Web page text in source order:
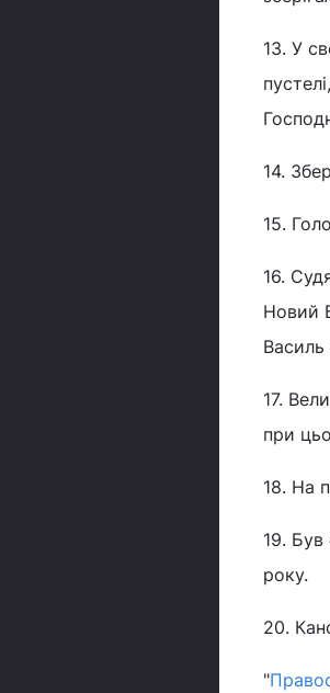
13. У
14.
15.
16.
Новий
17.
при
18. На
19.
року.
20.
"